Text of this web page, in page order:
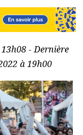
- Dernière
à 19h00